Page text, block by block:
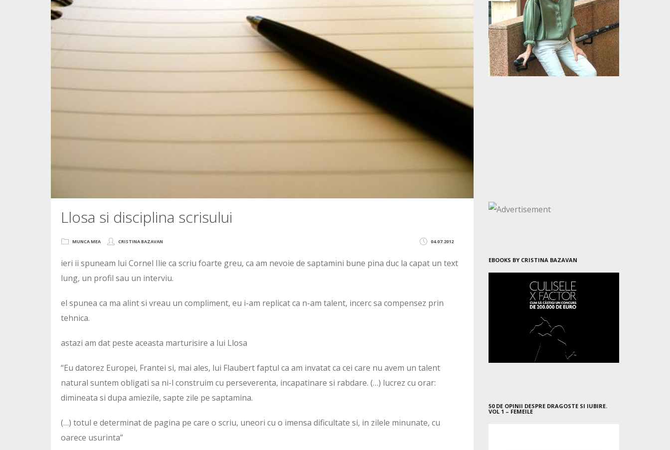
Llosa si disciplina scrisului
04.07.2012
MUNCA MEA CRISTINA BAZAVAN
ieri ii spuneam lui Cornel Ilie ca scriu foarte greu, ca am nevoie de saptamini bune pina duc la capat un text
lung, un profil sau un interviu.
el spunea ca ma alint si vreau un compliment, eu i-am replicat ca n-am talent, incerc sa compensez prin
tehnica.
astazi am dat peste aceasta marturisire a lui Llosa
“Eu datorez Europei, Frantei si, mai ales, lui Flaubert faptul ca am invatat ca cei care nu avem un talent
natural suntem obligati sa ni-l construim cu perseverenta, incapatinare si rabdare. (…) lucrez cu orar:
dimineata si dupa amiezile, sapte zile pe saptamina.
(…) totul e determinat de pagina pe care o scriu, uneori cu o imensa dificultate si, in zilele minunate, cu
oarece usurinta”
EBOOKS BY CRISTINA BAZAVAN
50 DE OPINII DESPRE DRAGOSTE SI IUBIRE.
VOL 1 – FEMEILE